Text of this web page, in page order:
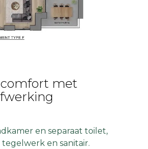
met
en separaat toilet,
en sanitair.